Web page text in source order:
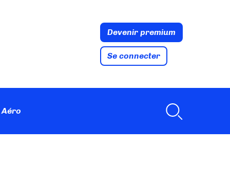
Devenir premium
Se connecter